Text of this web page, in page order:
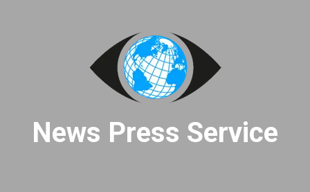
News Press Service